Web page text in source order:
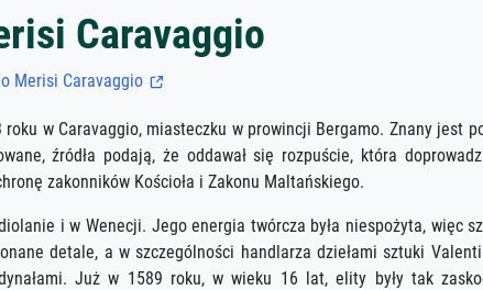
Caravaggio
Merisi Caravaggio
w Caravaggio, miasteczku w prowincji Bergamo. Znany jest
źródła podają, że oddawał się rozpuście, która
zakonników Kościoła i Zakonu Maltańskiego.
i w Wenecji. Jego energia twórcza była niespożyta, więc
detale, a w szczególności handlarza dziełami sztuki
Już w 1589 roku, w wieku 16 lat, elity były tak